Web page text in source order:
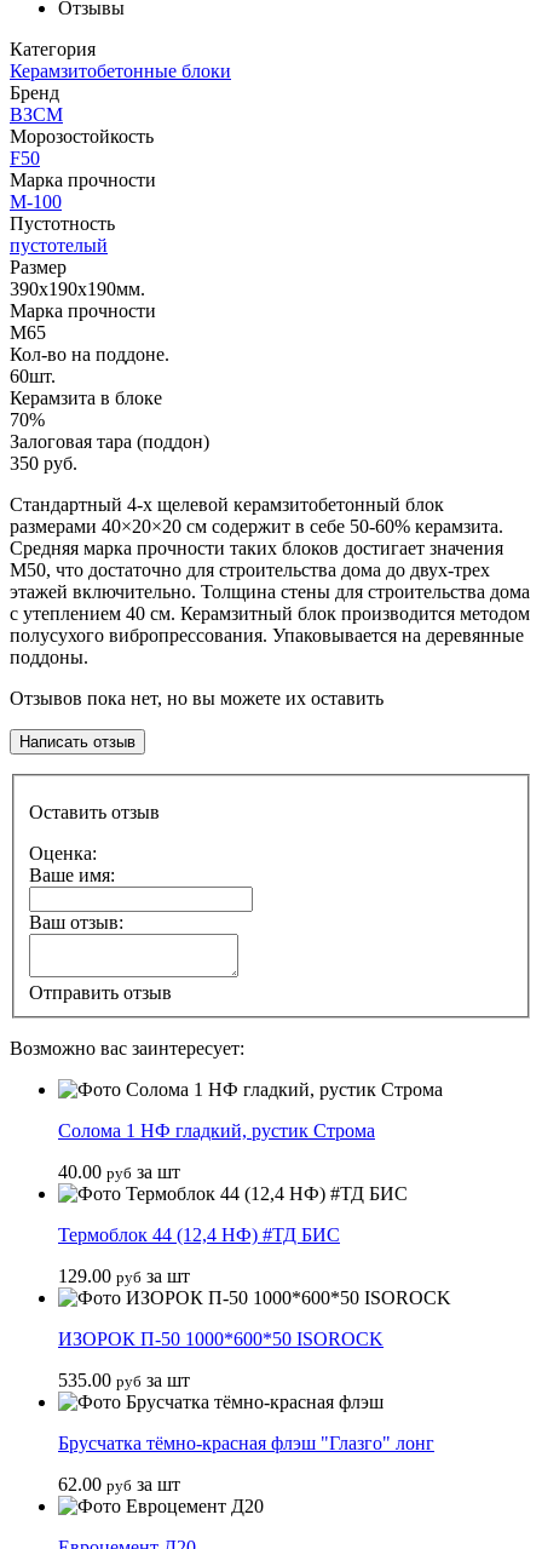
Отзывы
Категория
Керамзитобетонные блоки
Бренд
ВЗСМ
Морозостойкость
F50
Марка прочности
М-100
Пустотность
пустотелый
Размер
390х190х190мм.
Марка прочности
М65
Кол-во на поддоне.
60шт.
Керамзита в блоке
70%
Залоговая тара (поддон)
350 руб.
Стандартный 4-х щелевой керамзитобетонный блок
размерами 40×20×20 см содержит в себе 50-60% керамзита.
Средняя марка прочности таких блоков достигает значения
М50, что достаточно для строительства дома до двух-трех
этажей включительно. Толщина стены для строительства дома
с утеплением 40 см. Керамзитный блок производится методом
полусухого вибропрессования. Упаковывается на деревянные
поддоны.
Отзывов пока нет, но вы можете их оставить
Написать отзыв
Оставить отзыв
Оценка:
Ваше имя:
Ваш отзыв:
Отправить отзыв
Возможно вас заинтересует:
Солома 1 НФ гладкий, рустик Строма
40.00 руб за шт
Термоблок 44 (12,4 НФ) #ТД БИС
129.00 руб за шт
ИЗОРОК П-50 1000*600*50 ISOROCK
535.00 руб за шт
Брусчатка тёмно-красная флэш "Глазго" лонг
62.00 руб за шт